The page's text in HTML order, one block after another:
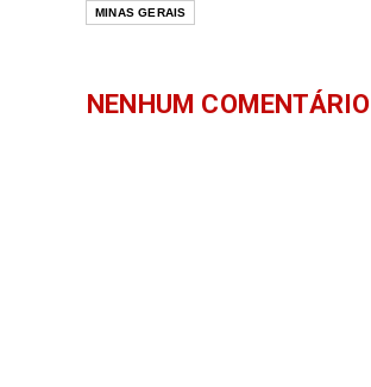
MINAS GERAIS
NENHUM COMENTÁRIO